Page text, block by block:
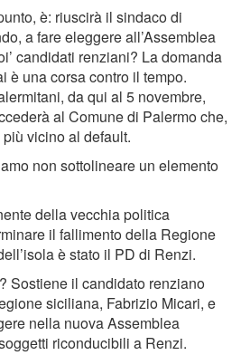
è: riuscirà il sindaco di
a fare eleggere all’Assemblea
candidati renziani? La domanda
è una corsa contro il tempo.
da qui al 5 novembre,
al Comune di Palermo che,
vicino al default.
non sottolineare un elemento
della vecchia politica
il fallimento della Regione
è stato il PD di Renzi.
Sostiene il candidato renziano
siciliana, Fabrizio Micari, e
nella nuova Assemblea
riconducibili a Renzi.